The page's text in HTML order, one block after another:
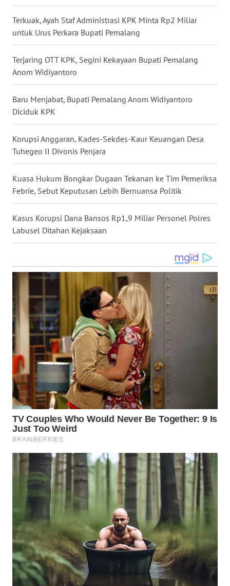
Terkuak, Ayah Staf Administrasi KPK Minta Rp2 Miliar
untuk Urus Perkara Bupati Pemalang
Terjaring OTT KPK, Segini Kekayaan Bupati Pemalang
Anom Widiyantoro
Baru Menjabat, Bupati Pemalang Anom Widiyantoro
Diciduk KPK
Korupsi Anggaran, Kades-Sekdes-Kaur Keuangan Desa
Tuhegeo II Divonis Penjara
Kuasa Hukum Bongkar Dugaan Tekanan ke Tim Pemeriksa
Febrie, Sebut Keputusan Lebih Bernuansa Politik
Kasus Korupsi Dana Bansos Rp1,9 Miliar Personel Polres
Labusel Ditahan Kejaksaan
NUSANTARA
JOGJA
JATIM
WN
BALI
WN
KALBAR
WN
KALTENG
WN
WN
WN
KALTIM
WN
SULSEL
WN
GORONTALO
WN
SULUT
WN
MALUKU
WN
MALUT
WN
DAIRI
WN